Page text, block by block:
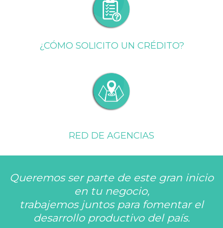
¿CÓMO SOLICITO UN CRÉDITO?
RED DE AGENCIAS
Queremos ser parte de este gran inicio
en tu negocio,
trabajemos juntos para fomentar el
desarrollo productivo del país.